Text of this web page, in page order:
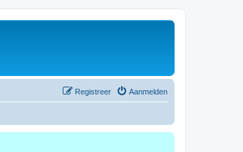
Aanmelden
Registreer